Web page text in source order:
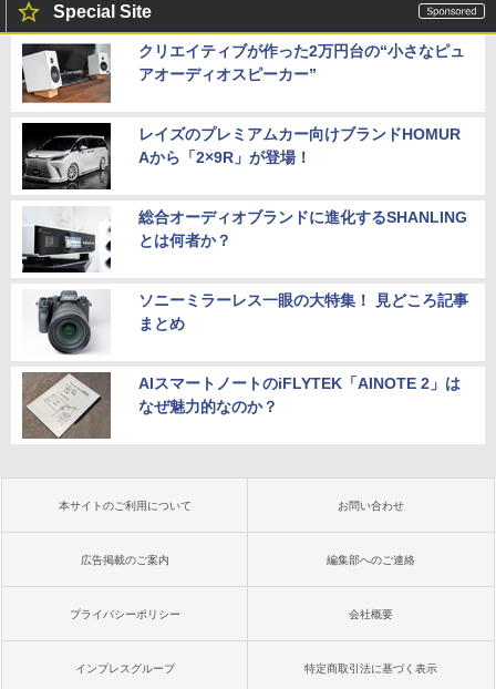
Special Site
クリエイティブが作った2万円台の“小さなピュ
アオーディオスピーカー”
レイズのプレミアムカー向けブランドHOMUR
Aから「2×9R」が登場！
総合オーディオブランドに進化するSHANLING
とは何者か？
ソニーミラーレス一眼の大特集！ 見どころ記事
まとめ
AIスマートノートのiFLYTEK「AINOTE 2」は
なぜ魅力的なのか？
本サイトのご利用について お問い合わせ
広告掲載のご案内 編集部へのご連絡
プライバシーポリシー 会社概要
インプレスグループ 特定商取引法に基づく表示